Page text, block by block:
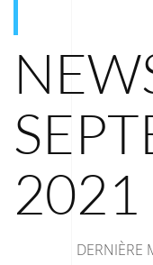
2021
DERNIÈRE